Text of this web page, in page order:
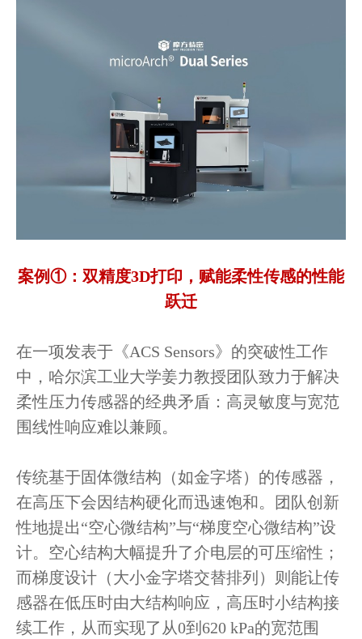
案例①：双精度3D打印，赋能柔性传感的性能
跃迁
在一项发表于《ACS Sensors》的突破性工作
中，哈尔滨工业大学姜力教授团队致力于解决
柔性压力传感器的经典矛盾：高灵敏度与宽范
围线性响应难以兼顾。
传统基于固体微结构（如金字塔）的传感器，
在高压下会因结构硬化而迅速饱和。团队创新
性地提出“空心微结构”与“梯度空心微结构”设
计。空心结构大幅提升了介电层的可压缩性；
而梯度设计（大小金字塔交替排列）则能让传
感器在低压时由大结构响应，高压时小结构接
续工作，从而实现了从0到620 kPa的宽范围